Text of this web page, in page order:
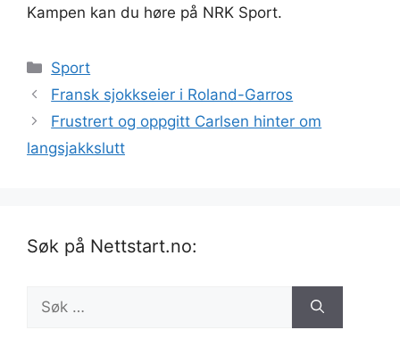
Kampen kan du høre på NRK Sport.
Kategorier
Sport
Fransk sjokkseier i Roland-Garros
Frustrert og oppgitt Carlsen hinter om
langsjakkslutt
Søk på Nettstart.no:
etter: